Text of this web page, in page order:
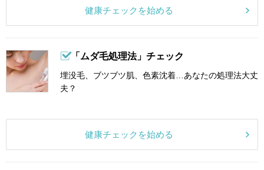
健康チェックを始める
「ムダ毛処理法」チェック
埋没毛、ブツブツ肌、色素沈着…あなたの処理法大丈
夫？
健康チェックを始める